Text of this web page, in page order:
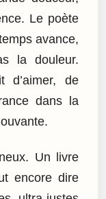
Le poète
avance,
la douleur.
d’aimer, de
dans la
Un livre
encore dire